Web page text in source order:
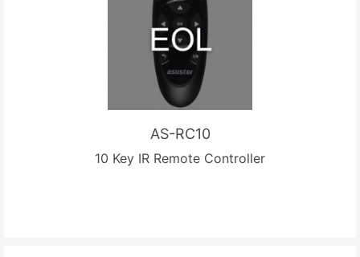
AS-RC10
10 Key IR Remote Controller